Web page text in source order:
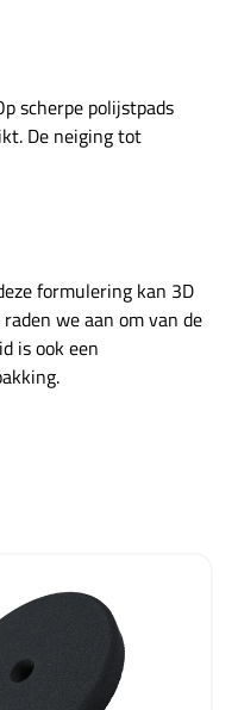
scherpe polijstpads
De neiging tot
formulering kan 3D
we aan om van de
is ook een